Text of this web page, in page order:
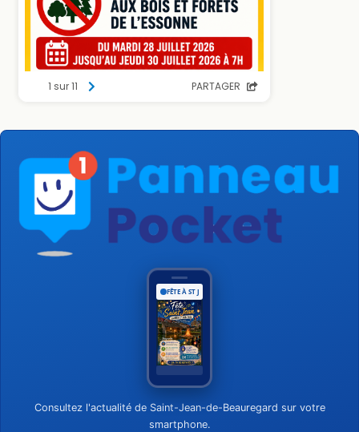
FÊTE À ST JEAN
Consultez l'actualité de Saint-Jean-de-Beauregard sur votre
smartphone.